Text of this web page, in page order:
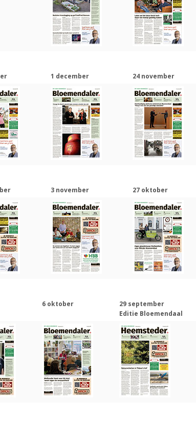
1 december 24 november
3 november 27 oktober
6 oktober
29 september
Editie Bloemendaal